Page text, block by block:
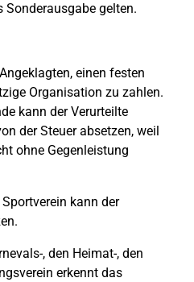
gelten.
einen festen
Organisation zu zahlen.
kann der Verurteilte
der Steuer absetzen, weil
ohne Gegenleistung
kann der
, den Heimat-, den
erkennt das